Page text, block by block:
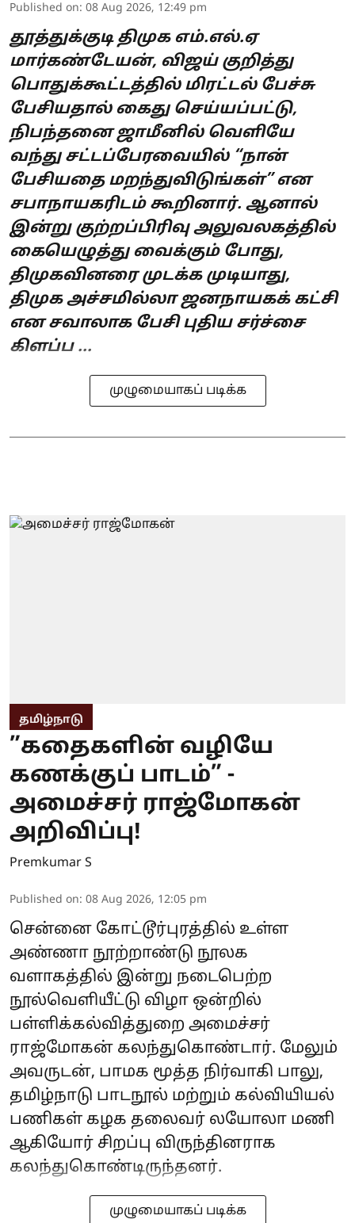
Published on: 08 Aug 2026, 12:49 pm
தூத்துக்குடி திமுக எம்.எல்.ஏ
மார்கண்டேயன், விஜய் குறித்து
பொதுக்கூட்டத்தில் மிரட்டல் பேச்சு
பேசியதால் கைது செய்யப்பட்டு,
நிபந்தனை ஜாமீனில் வெளியே
வந்து சட்டப்பேரவையில் “நான்
பேசியதை மறந்துவிடுங்கள்” என
சபாநாயகரிடம் கூறினார். ஆனால்
இன்று குற்றப்பிரிவு அலுவலகத்தில்
கையெழுத்து வைக்கும் போது,
திமுகவினரை முடக்க முடியாது,
திமுக அச்சமில்லா ஜனநாயகக் கட்சி
என சவாலாக பேசி புதிய சர்ச்சை
கிளப்ப ...
முழுமையாகப் படிக்க
தமிழ்நாடு
”கதைகளின் வழியே
கணக்குப் பாடம்” -
அமைச்சர் ராஜ்மோகன்
அறிவிப்பு!
Premkumar S
Published on: 08 Aug 2026, 12:05 pm
சென்னை கோட்டூர்புரத்தில் உள்ள
அண்ணா நூற்றாண்டு நூலக
வளாகத்தில் இன்று நடைபெற்ற
நூல்வெளியீட்டு விழா ஒன்றில்
பள்ளிக்கல்வித்துறை அமைச்சர்
ராஜ்மோகன் கலந்துகொண்டார். மேலும்
அவருடன், பாமக மூத்த நிர்வாகி பாலு,
தமிழ்நாடு பாடநூல் மற்றும் கல்வியியல்
பணிகள் கழக தலைவர் லயோலா மணி
ஆகியோர் சிறப்பு விருந்தினராக
கலந்துகொண்டிருந்தனர்.
முழுமையாகப் படிக்க